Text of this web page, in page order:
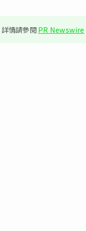
情請參閱PR Newswire